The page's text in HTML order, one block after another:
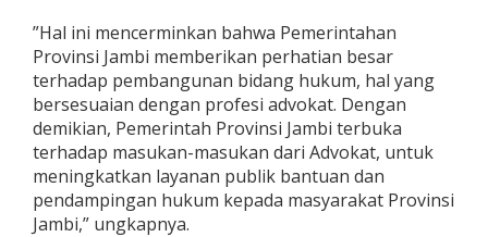
”Hal ini mencerminkan bahwa Pemerintahan
Provinsi Jambi memberikan perhatian besar
terhadap pembangunan bidang hukum, hal yang
bersesuaian dengan profesi advokat. Dengan
demikian, Pemerintah Provinsi Jambi terbuka
terhadap masukan-masukan dari Advokat, untuk
meningkatkan layanan publik bantuan dan
pendampingan hukum kepada masyarakat Provinsi
Jambi,” ungkapnya.